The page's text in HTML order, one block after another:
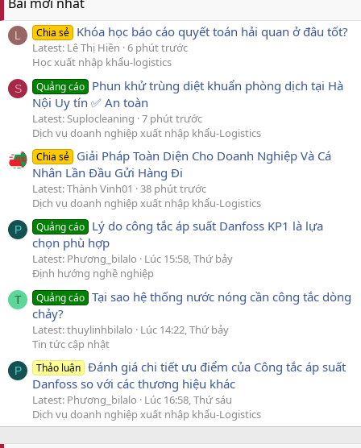
L Chia sẻ Khóa học báo cáo quyết toán hải quan ở đâu tốt?
Latest: Lê Thị Hiền 6 phút trước
Học xuất nhập khẩu-logistics
S Quảng cáo Phun khử trùng diệt khuẩn phòng dịch tại Hà
Nội Uy tín ✅ An toàn
Latest: Suplocleaning 7 phút trước
Dịch vụ doanh nghiệp xuất nhập khẩu-Logistics
Chia sẻ Giải Pháp Toàn Diện Cho Doanh Nghiệp Và Cá
Nhân Lần Đầu Gửi Hàng Đi
Latest: Thành Vinh01
38 phút trước
Dịch vụ doanh nghiệp xuất nhập khẩu-Logistics
P Quảng cáo Lý do công tắc áp suất Danfoss KP1 là lựa
chọn phù hợp
Latest: Phương_bilalo
Lúc 15:58, Thứ bảy
Định hướng nghề nghiệp
T Quảng cáo Tại sao hệ thống nước nóng cần công tắc dòng
chảy?
Latest: thuylinhbilalo
Lúc 14:22, Thứ bảy
Tin tức cập nhật
P Thảo luận Đánh giá chi tiết ưu điểm của Công tắc áp suất
Danfoss so với các thương hiệu khác
Latest: Phương_bilalo
Lúc 16:58, Thứ sáu
Dịch vụ doanh nghiệp xuất nhập khẩu-Logistics